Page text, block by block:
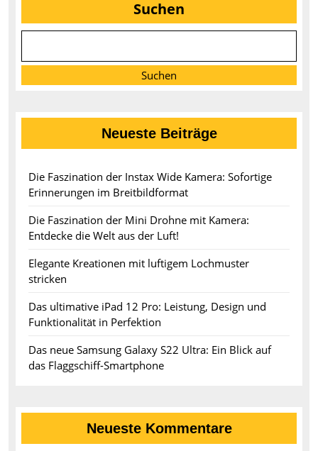
Suchen
Suchen
Neueste Beiträge
Die Faszination der Instax Wide Kamera: Sofortige
Erinnerungen im Breitbildformat
Die Faszination der Mini Drohne mit Kamera:
Entdecke die Welt aus der Luft!
Elegante Kreationen mit luftigem Lochmuster
stricken
Das ultimative iPad 12 Pro: Leistung, Design und
Funktionalität in Perfektion
Das neue Samsung Galaxy S22 Ultra: Ein Blick auf
das Flaggschiff-Smartphone
Neueste Kommentare